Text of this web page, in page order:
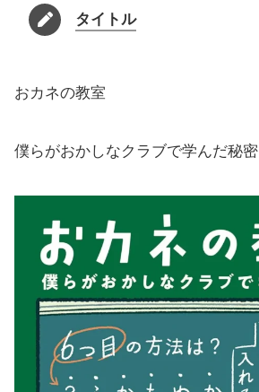
タイトル
おカネの教室
僕らがおかしなクラブで学んだ秘密